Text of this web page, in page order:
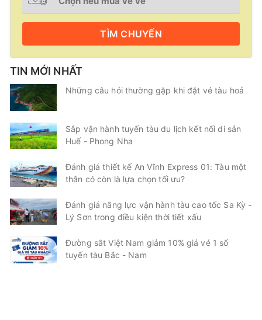
TÌM CHUYẾN
TIN MỚI NHẤT
Những câu hỏi thường gặp khi đặt vé tàu hoả
Sắp vận hành tuyến tàu du lịch kết nối di sản
Huế - Phong Nha
Đánh giá thiết kế An Vĩnh Express 01: Tàu một
thân có còn là lựa chọn tối ưu?
Đánh giá năng lực vận hành tàu cao tốc Sa Kỳ -
Lý Sơn trong điều kiện thời tiết xấu
Đường sắt Việt Nam giảm 10% giá vé 1 số
tuyến tàu Bắc - Nam